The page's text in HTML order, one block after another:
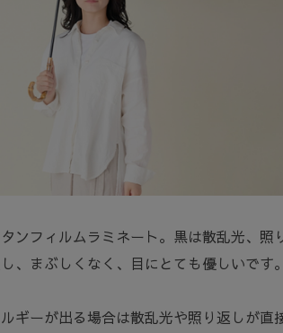
ンフィルムラミネート。黒は散乱光、照
、まぶしくなく、目にとても優しいです
ギーが出る場合は散乱光や照り返しが直